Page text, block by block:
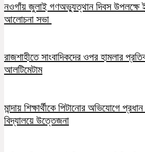
নওগাঁয় জুলাই গণঅভ্যুত্থান দিবস উপলক্ষে
আলোচনা সভা
রাজশাহীতে সাংবাদিকদের ওপর হামলার
আলটিমেটাম
মান্দায় শিক্ষার্থীকে পিটানোর অভিযোগে
বিদ্যালয়ে উত্তেজনা